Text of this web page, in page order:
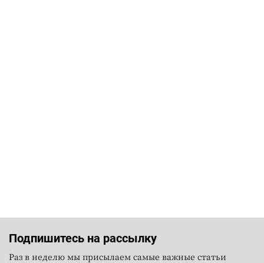
Подпишитесь на рассылку
Раз в неделю мы присылаем самые важные статьи